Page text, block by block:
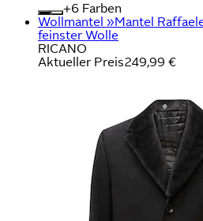
+
Farben
Wollmantel »Mantel
feinster Wolle
RICANO
Aktueller Preis249,99 €